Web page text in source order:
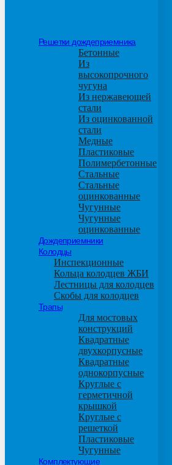
Решетки дождеприемника
Бетонные
Из
высокопрочного
чугуна
Из нержавеющей
стали
Из оцинкованной
стали
Медные
Пластиковые
Полимербетонные
Стальные
Стальные
оцинкованные
Чугунные
Чугунные
оцинкованные
Дождеприемники
Колодцы
Инспекционные
Кольца колодцев ЖБИ
Лестницы для колодцев
Скобы для колодцев
Трапы
Для мостовых
конструкций
Квадратные
двухкорпусные
Квадратные
однокорпусные
Круглые с
герметичной
крышкой
Круглые с
решеткой
Пластиковые
Чугунные
Комплектующие